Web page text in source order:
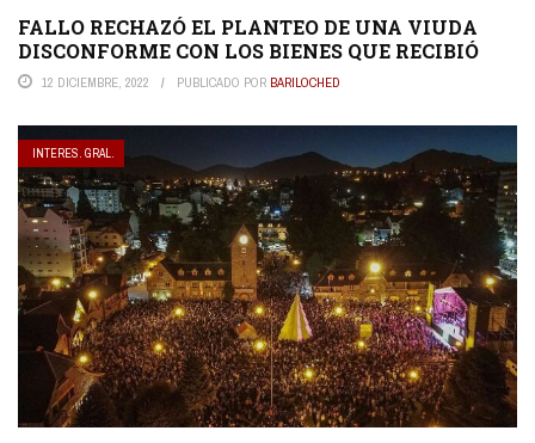
FALLO RECHAZÓ EL PLANTEO DE UNA VIUDA
DISCONFORME CON LOS BIENES QUE RECIBIÓ
12 DICIEMBRE, 2022 PUBLICADO POR BARILOCHED
INTERES. GRAL.